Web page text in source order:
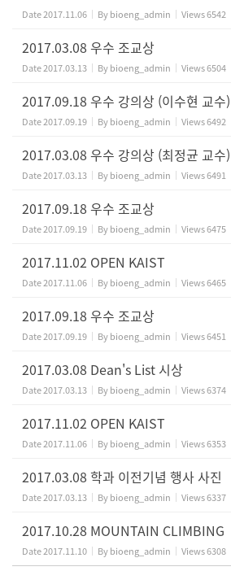
Date2017.11.06 Bybioeng_admin Views6542
2017.03.08 우수 조교상
Date2017.03.13 Bybioeng_admin Views6504
2017.09.18 우수 강의상 (이수현 교수)
Date2017.09.19 Bybioeng_admin Views6492
2017.03.08 우수 강의상 (최정균 교수)
Date2017.03.13 Bybioeng_admin Views6491
2017.09.18 우수 조교상
Date2017.09.19 Bybioeng_admin Views6475
2017.11.02 OPEN KAIST
Date2017.11.06 Bybioeng_admin Views6465
2017.09.18 우수 조교상
Date2017.09.19 Bybioeng_admin Views6451
2017.03.08 Dean's List 시상
Date2017.03.13 Bybioeng_admin Views6374
2017.11.02 OPEN KAIST
Date2017.11.06 Bybioeng_admin Views6353
2017.03.08 학과 이전기념 행사 사진
Date2017.03.13 Bybioeng_admin Views6337
2017.10.28 MOUNTAIN CLIMBING
Date2017.11.10 Bybioeng_admin Views6308